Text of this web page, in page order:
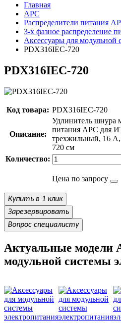
Главная
APC
Распределители питания
3-х фазное распределение
Аксессуары для модульной
PDX316IEC-720
PDX316IEC-720
Код товара: PDX316IEC-720
Описание:
Удлинитель шнура
питания APC для
трехжильный, 16 А,
720 см
Количество:
Цена по запросу
Купить в 1 клик
Зарезервировать
Вопрос специалисту
Актуальные модели
модульной системы